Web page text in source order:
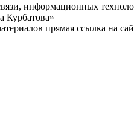
информационных
Курбатова»
прямая ссылка на